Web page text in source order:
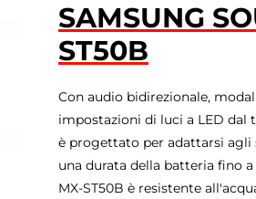
SAMSUNG
ST50B
Con audio bidirezionale,
impostazioni di luci a LED
è progettato per adattarsi
una durata della batteria fino
MX-ST50B è resistente